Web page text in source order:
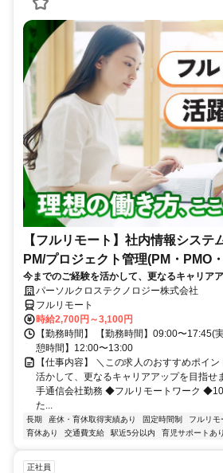
【フルリモート】社内情報システ
PM/プロジェクト管理(PM・PMO
シ)_N260774362
今までのご経験を活かして、更なるキャリア
かせる/大手通信会社勤務/フルリモートワーク/
パーソルクロステクノロジー株式会社
フルリモート
時給2,700円～3,100円
【勤務時間】 【勤務時間】09:00〜17:45(
憩時間】12:00〜13:00
【仕事内容】 ＼この求人のおすすめポイ
活かして、更なるキャリアアップを目指
手通信会社勤務 ◆フルリモートワーク
た...
長期 産休・育休取得実績あり 固定時間制 フルリモ
育休あり
交通費支給 駅近5分以内 育児サポートあり
正社員